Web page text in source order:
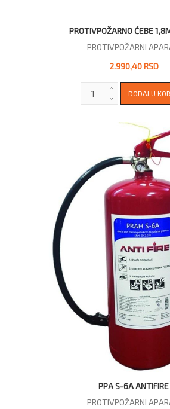
PROTIVPOŽARNO ĆEBE
PROTIVPOŽARNI
2.990,40 RSD
PPA S-6A ANTIFIRE
PROTIVPOŽARNI